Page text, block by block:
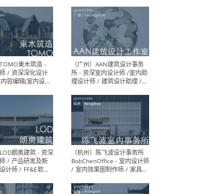
（上海）或者设计 OR
Design - 室内主案设计师 /
室内设计师 / 施工图深化设
计师 / 室内设计助理 / 新媒
体运营
（南京/淮安）江苏美城建筑
规划设计院有限公司 - 建筑方
案设计师 / 商务经理 / 暖通
设计师 / 造价工程师